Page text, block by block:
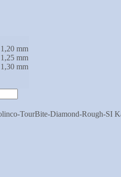
1,20 mm
1,25 mm
1,30 mm
TourBite-Diamond-Rough-SI